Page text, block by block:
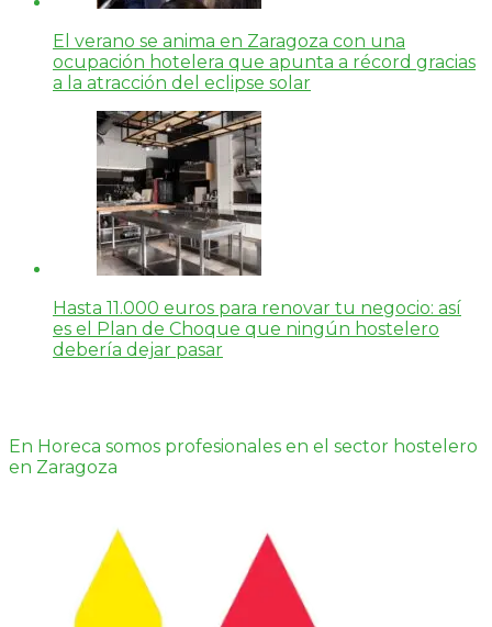
El verano se anima en Zaragoza con una
ocupación hotelera que apunta a récord gracias
a la atracción del eclipse solar
Hasta 11.000 euros para renovar tu negocio: así
es el Plan de Choque que ningún hostelero
debería dejar pasar
En Horeca somos profesionales en el sector hostelero
en Zaragoza